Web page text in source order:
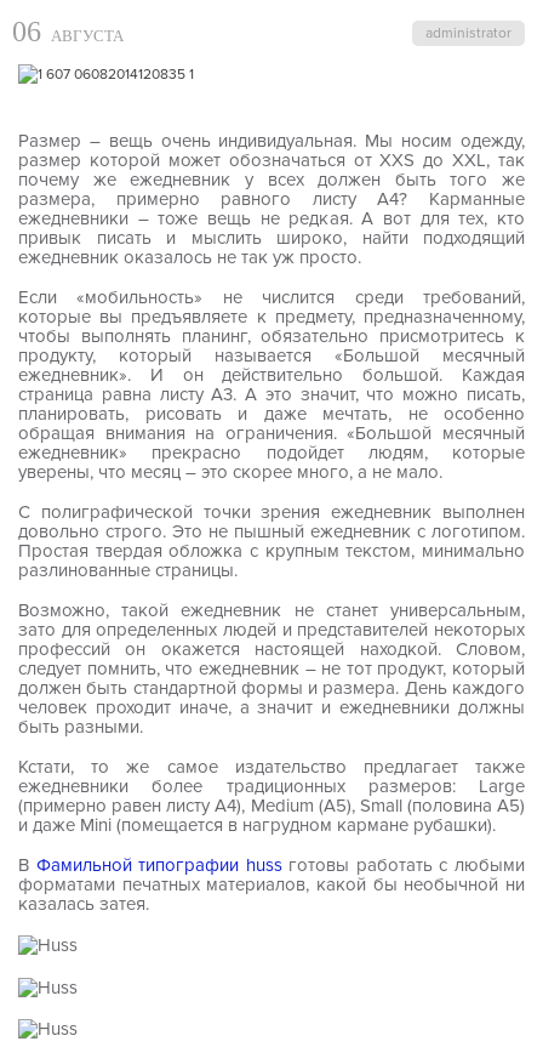
administrator
06 АВГУСТА
Размер – вещь очень индивидуальная. Мы носим одежду,
размер которой может обозначаться от XXS до XXL, так
почему же ежедневник у всех должен быть того же
размера, примерно равного листу А4? Карманные
ежедневники – тоже вещь не редкая. А вот для тех, кто
привык писать и мыслить широко, найти подходящий
ежедневник оказалось не так уж просто.
Если «мобильность» не числится среди требований,
которые вы предъявляете к предмету, предназначенному,
чтобы выполнять планинг, обязательно присмотритесь к
продукту, который называется «Большой месячный
ежедневник». И он действительно большой. Каждая
страница равна листу А3. А это значит, что можно писать,
планировать, рисовать и даже мечтать, не особенно
обращая внимания на ограничения. «Большой месячный
ежедневник» прекрасно подойдет людям, которые
уверены, что месяц – это скорее много, а не мало.
С полиграфической точки зрения ежедневник выполнен
довольно строго. Это не пышный ежедневник с логотипом.
Простая твердая обложка с крупным текстом, минимально
разлинованные страницы.
Возможно, такой ежедневник не станет универсальным,
зато для определенных людей и представителей некоторых
профессий он окажется настоящей находкой. Словом,
следует помнить, что ежедневник – не тот продукт, который
должен быть стандартной формы и размера. День каждого
человек проходит иначе, а значит и ежедневники должны
быть разными.
Кстати, то же самое издательство предлагает также
ежедневники более традиционных размеров: Large
(примерно равен листу А4), Medium (A5), Small (половина А5)
и даже Mini (помещается в нагрудном кармане рубашки).
В Фамильной типографии huss готовы работать с любыми
форматами печатных материалов, какой бы необычной ни
казалась затея.